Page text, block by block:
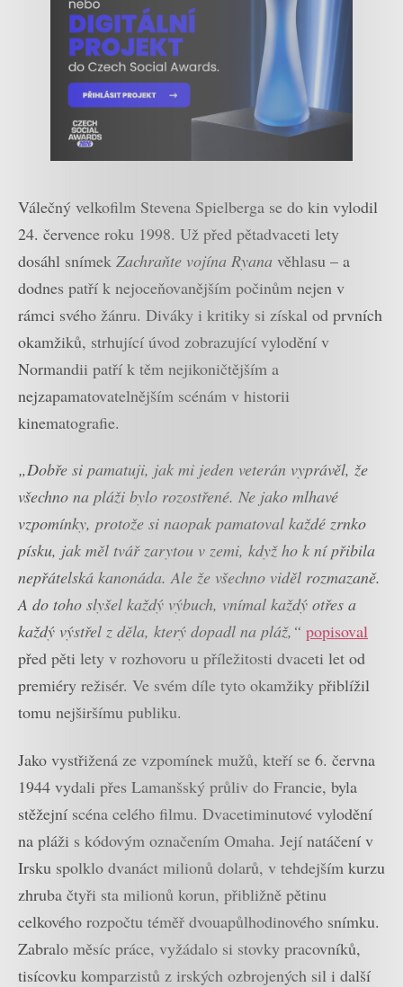
Válečný velkofilm Stevena Spielberga se do kin vylodil
24. července roku 1998. Už před pětadvaceti lety
dosáhl snímek Zachraňte vojína Ryana věhlasu – a
dodnes patří k nejoceňovanějším počinům nejen v
rámci svého žánru. Diváky i kritiky si získal od prvních
okamžiků, strhující úvod zobrazující vylodění v
Normandii patří k těm nejikoničtějším a
nejzapamatovatelnějším scénám v historii
kinematografie.
„Dobře si pamatuji, jak mi jeden veterán vyprávěl, že
všechno na pláži bylo rozostřené. Ne jako mlhavé
vzpomínky, protože si naopak pamatoval každé zrnko
písku, jak měl tvář zarytou v zemi, když ho k ní přibila
nepřátelská kanonáda. Ale že všechno viděl rozmazaně.
A do toho slyšel každý výbuch, vnímal každý otřes a
každý výstřel z děla, který dopadl na pláž,“ popisoval
před pěti lety v rozhovoru u příležitosti dvaceti let od
premiéry režisér. Ve svém díle tyto okamžiky přiblížil
tomu nejširšímu publiku.
Jako vystřižená ze vzpomínek mužů, kteří se 6. června
1944 vydali přes Lamanšský průliv do Francie, byla
stěžejní scéna celého filmu. Dvacetiminutové vylodění
na pláži s kódovým označením Omaha. Její natáčení v
Irsku spolklo dvanáct milionů dolarů, v tehdejším kurzu
zhruba čtyři sta milionů korun, přibližně pětinu
celkového rozpočtu téměř dvouapůlhodinového snímku.
Zabralo měsíc práce, vyžádalo si stovky pracovníků,
tisícovku komparzistů z irských ozbrojených sil i další